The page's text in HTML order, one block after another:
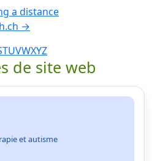
a distance
→
TUVWXYZ
de site web
et autisme